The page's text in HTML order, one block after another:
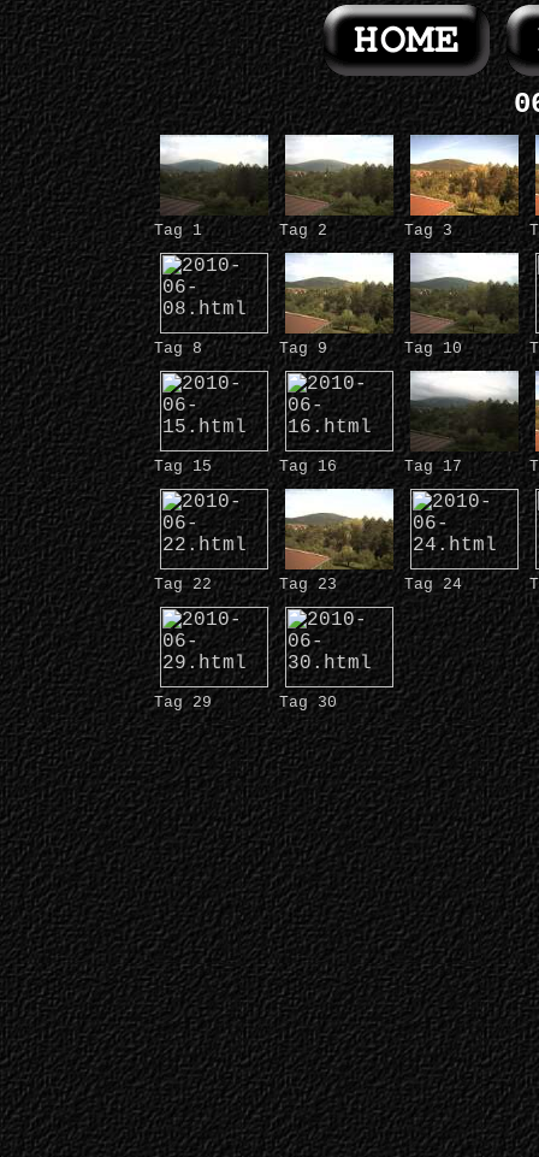
Tag 1 Tag 2 Tag 3
Tag 8 Tag 9 Tag 10
Tag 15 Tag 16 Tag 17
Tag 22 Tag 23 Tag 24
Tag 29 Tag 30